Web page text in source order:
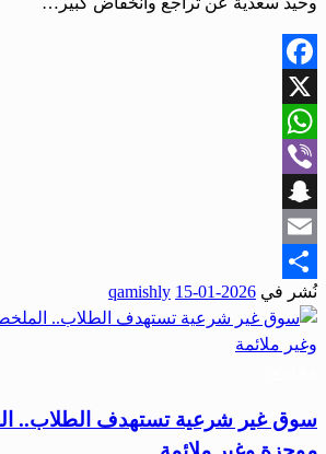
Facebook
X
WhatsApp
Viber
Snapchat
Email
Share
نُشر في 2026-01-15
qamishly
سوق غير شرعية تستهدف الطلاب..